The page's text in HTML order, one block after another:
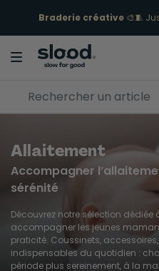
Braderie créative 🎨🧵
Allaitement
Accompagner
sérénité
Découvrez notre sélection dédiée
accompagner les jeunes
praticité. Coussinets,
indispensables du quotidien :
période plus sereinement, à la